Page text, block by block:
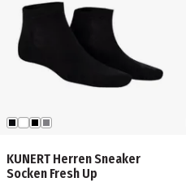
KUNERT Herren Sneaker
Socken Fresh Up